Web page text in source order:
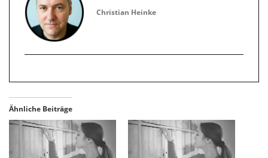
Christian Heinke
Ähnliche Beiträge